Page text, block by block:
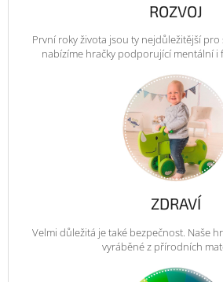
ROZVOJ
První roky života jsou ty nejdůležitější
nabízíme hračky podporující mentální i
ZDRAVÍ
Velmi důležitá je také bezpečnost. Naše
vyráběné z přírodních